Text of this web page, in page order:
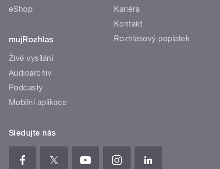
eShop
mujRozhlas
Živé vysílání
Audioarchiv
Podcasty
Mobilní aplikace
Kariéra
Kontakt
Rozhlasový poplatek
Sledujte nás